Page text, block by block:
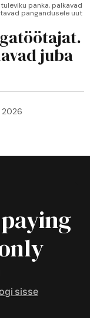
panka, palkavad
pangandusele uut
juba
2026
sisse